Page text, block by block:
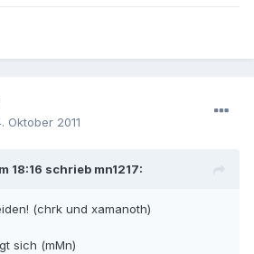
Oktober 2011
18:16 schrieb mn1217:
(chrk und xamanoth)
sich (mMn)